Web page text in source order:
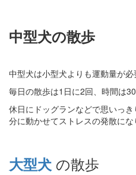
中型犬の散歩
中型犬は小型犬よりも運動量が必
毎日の散歩は1日に2回、時間は
休日にドッグランなどで思いっ
分に動かせてストレスの発散にな
大型犬 の散歩